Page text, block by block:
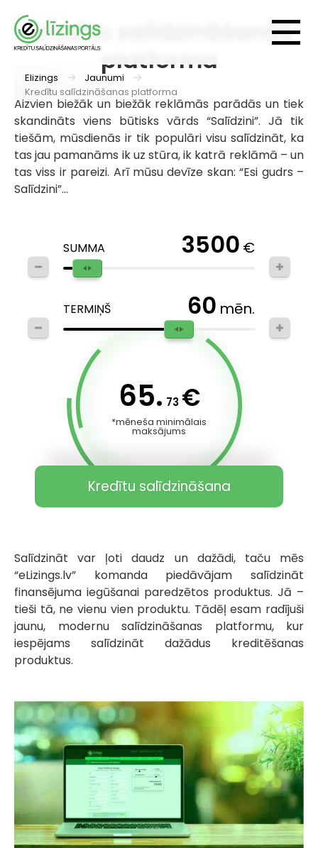
Elizings
Jaunumi
Kredītu salīdzināšanas platforma
Kredītu salīdzināšanas
platforma
Aizvien biežāk un biežāk reklāmās parādās un tiek
skandināts viens būtisks vārds “Salīdzini”. Jā tik
tiešām, mūsdienās ir tik populāri visu salīdzināt, ka
tas jau pamanāms ik uz stūra, ik katrā reklāmā – un
tas viss ir pareizi. Arī mūsu devīze skan: “Esi gudrs –
Salīdzini”...
SUMMA 3500 €
TERMIŅŠ 60 mēn.
65. 73 €
*mēneša minimālais
maksājums
Kredītu salīdzināšana
Salīdzināt var ļoti daudz un dažādi, taču mēs
“eLizings.lv” komanda piedāvājam salīdzināt
finansējuma iegūšanai paredzētos produktus. Jā –
tieši tā, ne vienu vien produktu. Tādēļ esam radījuši
jaunu, modernu salīdzināšanas platformu, kur
iespējams salīdzināt dažādus kreditēšanas
produktus.